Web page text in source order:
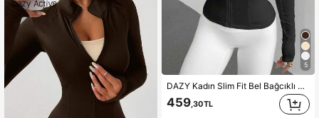
5
DAZY Kadın Slim Fit Bel Bağcıklı Günlük Spor Ceket
459 ,30TL